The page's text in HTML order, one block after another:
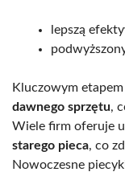
lepszą
Kluczowym
dawnego sprzętu,
Wiele firm oferuje
starego pieca, co
Nowoczesne